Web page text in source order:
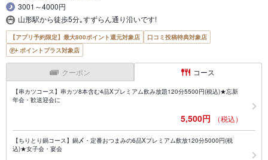
3001～4000円
山形駅から徒歩5分｡すずらん通り沿いです!
【アプリ予約限定】最大800ポイント還元対象店
口コミ投稿特典対象店
ポイントプラス対象店
クーポン コース
【串カツコース】串カツ8本含む4品Xプレミアム飲み放題120分5500円(税込)★忘新
年会・歓送迎会に
5,500円 （税込）
【ちりとり鍋コース】鍋〆・定番おつまみの6品Xプレミアム飲放120分5000円(税
込)★女子会・宴会